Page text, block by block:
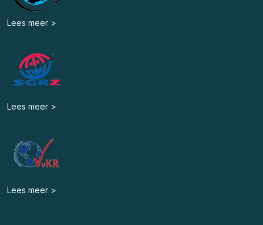
Lees meer >
Lees meer >
Lees meer >